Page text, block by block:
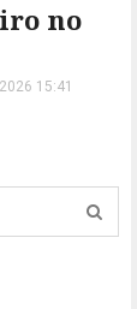
no
15:41